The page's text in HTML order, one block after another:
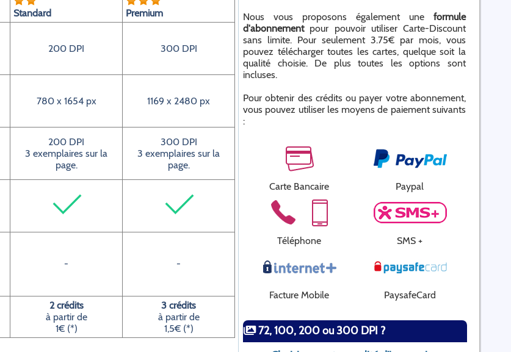
Standard Premium
200 DPI 300 DPI
780 x 1654 px 1169 x 2480 px
200 DPI
3 exemplaires sur la
page.
300 DPI
3 exemplaires sur la
page.
- -
2 crédits
à partir de
1€ (*)
3 crédits
à partir de
1,5€ (*)
Nous vous proposons également une formule
d'abonnementpour pouvoir utiliser Carte-Discount
sans limite. Pour seulement 3.75€ par mois, vous
pouvez télécharger toutes les cartes, quelque soit la
qualité choisie. De plus toutes les options sont
incluses.
Pour obtenir des crédits ou payer votre abonnement,
vous pouvez utiliser les moyens de paiement suivants
:
Carte Bancaire Paypal
Téléphone SMS +
Facture Mobile PaysafeCard
72, 100, 200 ou 300 DPI ?